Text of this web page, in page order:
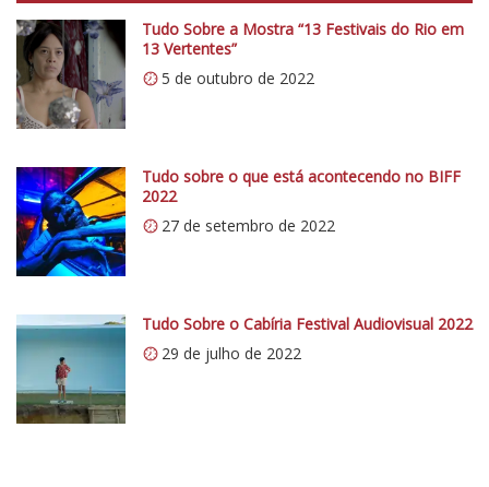
p
s
:
/
/
0
.
w
p
.
c
o
m
/
v
Tudo Sobre a Mostra “13 Festivais do Rio em
13 Vertentes”
5 de outubro de 2022
Tudo sobre o que está acontecendo no BIFF
2022
27 de setembro de 2022
Tudo Sobre o Cabíria Festival Audiovisual 2022
29 de julho de 2022